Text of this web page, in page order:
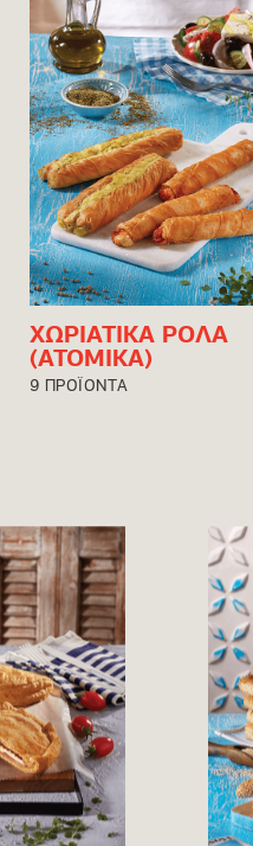
ΧΩΡΙΑΤΙΚΑ ΡΟΛΑ
(ΑΤΟΜΙΚΑ)
9 ΠΡΟΪΟΝΤΑ